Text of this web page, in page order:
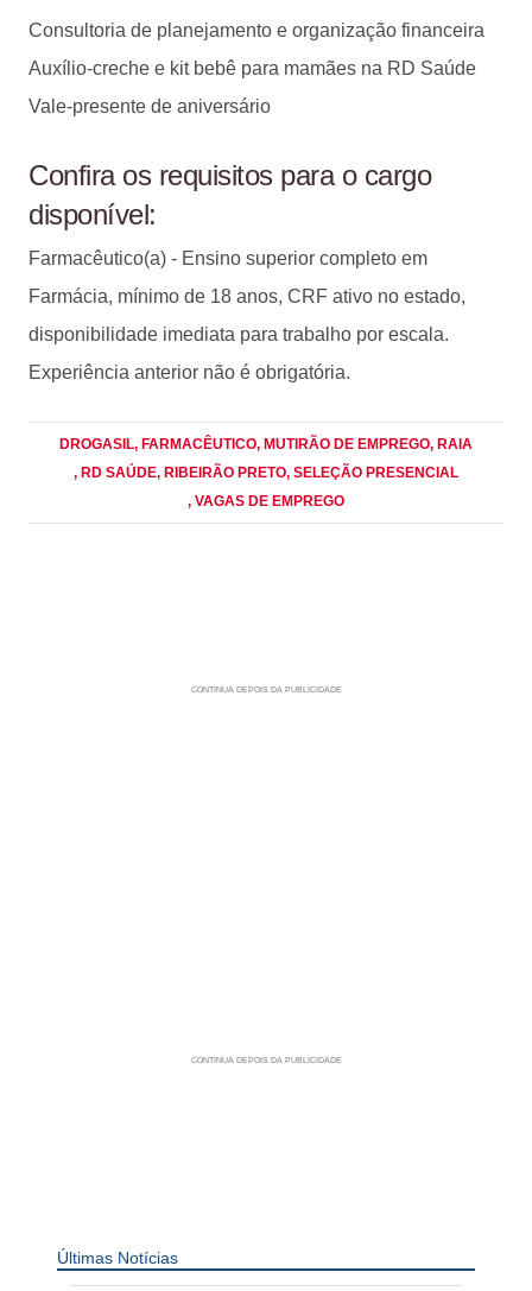
Consultoria de planejamento e organização financeira
Auxílio-creche e kit bebê para mamães na RD Saúde
Vale-presente de aniversário
Confira os requisitos para o cargo
disponível:
Farmacêutico(a) - Ensino superior completo em
Farmácia, mínimo de 18 anos, CRF ativo no estado,
disponibilidade imediata para trabalho por escala.
Experiência anterior não é obrigatória.
DROGASIL, FARMACÊUTICO, MUTIRÃO DE EMPREGO, RAIA
, RD SAÚDE, RIBEIRÃO PRETO, SELEÇÃO PRESENCIAL
, VAGAS DE EMPREGO
Últimas Notícias